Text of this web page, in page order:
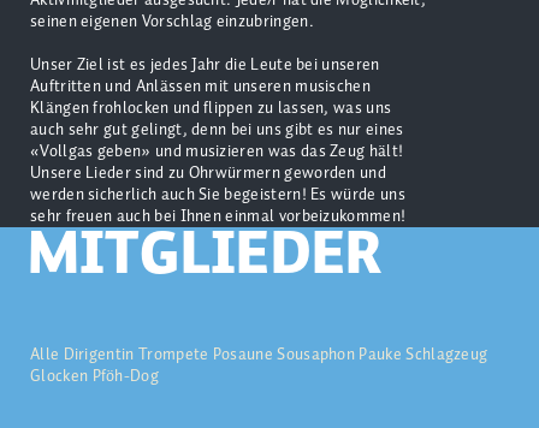
seinen eigenen Vorschlag einzubringen.
Unser Ziel ist es jedes Jahr die Leute bei unseren
Auftritten und Anlässen mit unseren musischen
Klängen frohlocken und flippen zu lassen, was uns
auch sehr gut gelingt, denn bei uns gibt es nur eines
«Vollgas geben» und musizieren was das Zeug hält!
Unsere Lieder sind zu Ohrwürmern geworden und
werden sicherlich auch Sie begeistern! Es würde uns
sehr freuen auch bei Ihnen einmal vorbeizukommen!
MITGLIEDER
Alle DirigentinTrompete PosauneSousaphonPaukeSchlagzeug
Glocken Pföh-Dog